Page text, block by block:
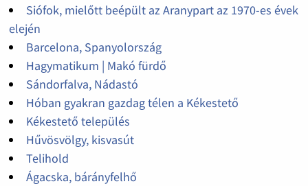
Siófok, mielőtt beépült az Aranypart az 1970-es évek
elején
Barcelona, Spanyolország
Hagymatikum | Makó fürdő
Sándorfalva, Nádastó
Hóban gyakran gazdag télen a Kékestető
Kékestető település
Hűvösvölgy, kisvasút
Telihold
Ágacska, bárányfelhő